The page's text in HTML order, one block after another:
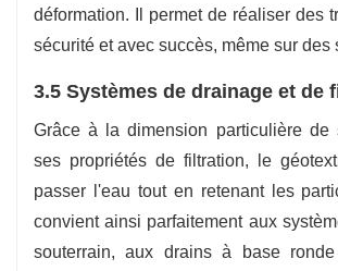
déformation. Il permet de réaliser des
sécurité et avec succès, même sur des
3.5 Systèmes de drainage et de
Grâce à la dimension particulière de
ses propriétés de filtration, le
passer l'eau tout en retenant les
convient ainsi parfaitement aux
souterrain, aux drains à base